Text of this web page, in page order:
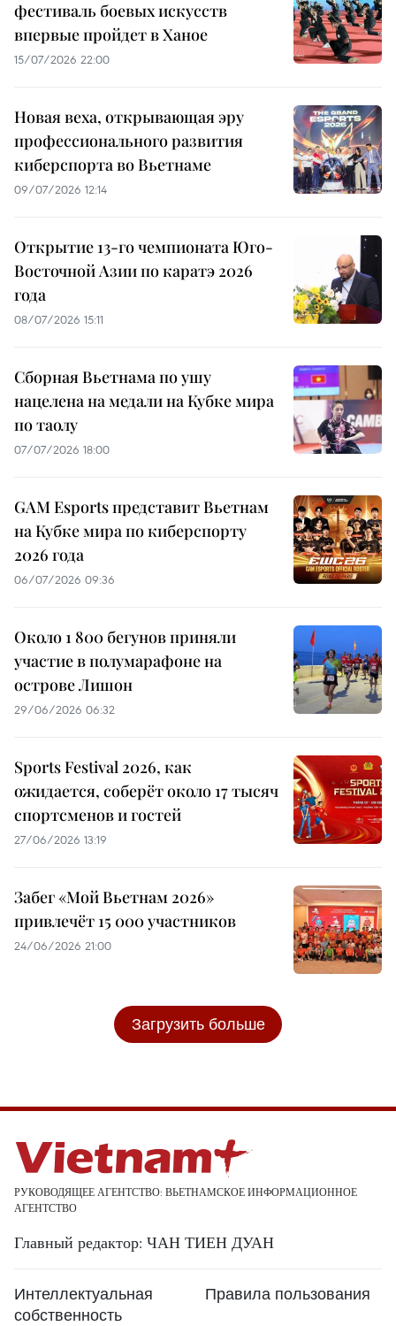
фестиваль боевых искусств
впервые пройдет в Ханое
15/07/2026 22:00
Новая веха, открывающая эру
профессионального развития
киберспорта во Вьетнаме
09/07/2026 12:14
Открытие 13-го чемпионата Юго-
Восточной Азии по каратэ 2026
года
08/07/2026 15:11
Сборная Вьетнама по ушу
нацелена на медали на Кубке мира
по таолу
07/07/2026 18:00
GAM Esports представит Вьетнам
на Кубке мира по киберспорту
2026 года
06/07/2026 09:36
Около 1 800 бегунов приняли
участие в полумарафоне на
острове Лишон
29/06/2026 06:32
Sports Festival 2026, как
ожидается, соберёт около 17 тысяч
спортсменов и гостей
27/06/2026 13:19
Забег «Мой Вьетнам 2026»
привлечёт 15 000 участников
24/06/2026 21:00
Загрузить больше
РУКОВОДЯЩЕЕ АГЕНТСТВО: ВЬЕТНАМСКОЕ ИНФОРМАЦИОННОЕ
АГЕНТСТВО
Главный редактор: ЧАН ТИЕН ДУАН
Интеллектуальная
собственность
Правила пользования